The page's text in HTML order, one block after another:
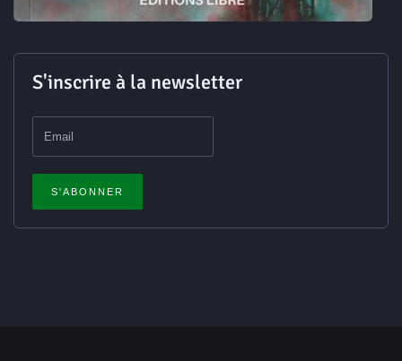
S'inscrire à la newsletter